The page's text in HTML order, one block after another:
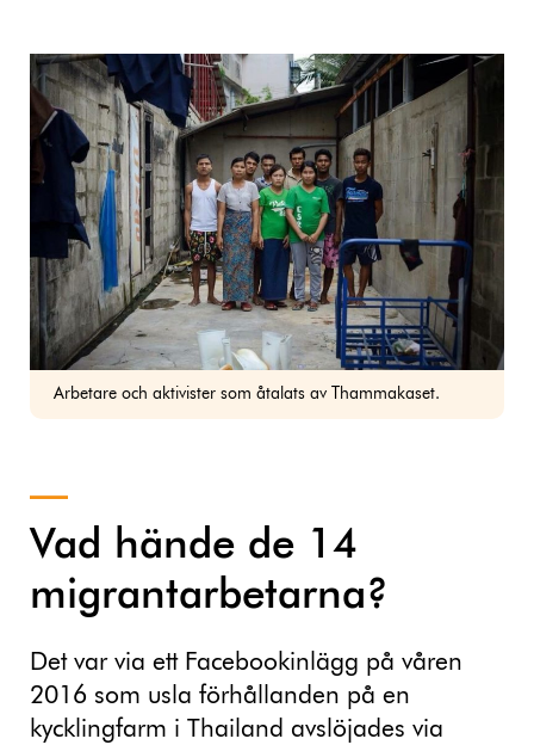
Arbetare och aktivister som åtalats av Thammakaset.
Vad hände de 14
migrantarbetarna?
Det var via ett Facebookinlägg på våren
2016 som usla förhållanden på en
kycklingfarm i Thailand avslöjades via